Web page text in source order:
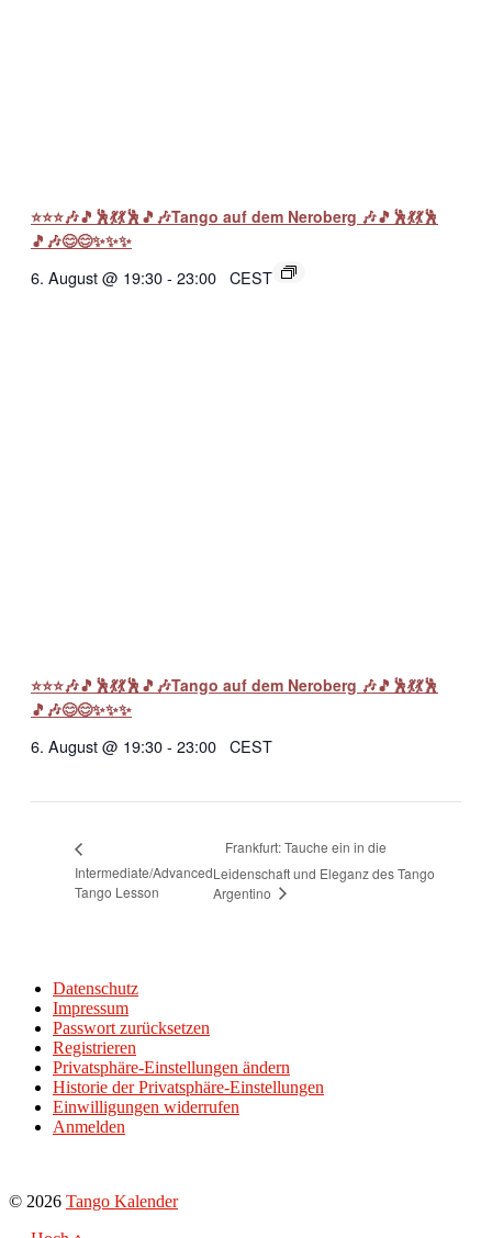
⭐⭐⭐🎶🎵🕺💃💃🕺🎵🎶Tango auf dem Neroberg 🎶🎵🕺💃💃🕺
🎵🎶😊😊✨✨✨
6. August @ 19:30- 23:00 CEST
⭐⭐⭐🎶🎵🕺💃💃🕺🎵🎶Tango auf dem Neroberg 🎶🎵🕺💃💃🕺
🎵🎶😊😊✨✨✨
6. August @ 19:30- 23:00 CEST
Intermediate/Advanced
Tango Lesson
Frankfurt: Tauche ein in die
Leidenschaft und Eleganz des Tango
Argentino
Datenschutz
Impressum
Passwort zurücksetzen
Registrieren
Privatsphäre-Einstellungen ändern
Historie der Privatsphäre-Einstellungen
Einwilligungen widerrufen
Anmelden
© 2026 Tango Kalender